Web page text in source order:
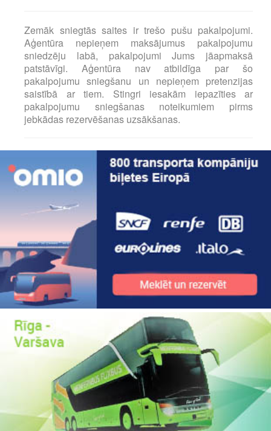
Zemāk sniegtās saites ir trešo pušu pakalpojumi.
Aģentūra nepieņem maksājumus pakalpojumu
sniedzēju labā, pakalpojumi Jums jāapmaksā
patstāvīgi. Aģentūra nav atbildīga par šo
pakalpojumu sniegšanu un nepieņem pretenzijas
saistībā ar tiem. Stingri iesakām iepazīties ar
pakalpojumu sniegšanas noteikumiem pirms
jebkādas rezervēšanas uzsākšanas.